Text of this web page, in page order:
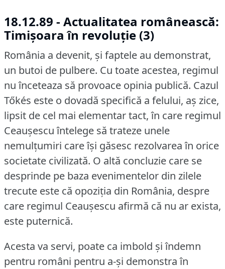
18.12.89 - Actualitatea românească:
Timișoara în revoluție (3)
România a devenit, şi faptele au demonstrat,
un butoi de pulbere. Cu toate acestea, regimul
nu înceteaza să provoace opinia publică. Cazul
Tőkés este o dovadă specifică a felului, aş zice,
lipsit de cel mai elementar tact, în care regimul
Ceauşescu întelege să trateze unele
nemulţumiri care îşi găsesc rezolvarea în orice
societate civilizată. O altă concluzie care se
desprinde pe baza evenimentelor din zilele
trecute este că opoziţia din România, despre
care regimul Ceauşescu afirmă că nu ar exista,
este puternică.
Acesta va servi, poate ca imbold şi îndemn
pentru români pentru a-şi demonstra în